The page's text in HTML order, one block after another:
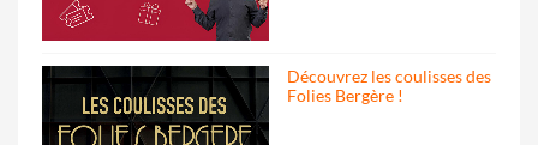
Découvrez les coulisses des
Folies Bergère !